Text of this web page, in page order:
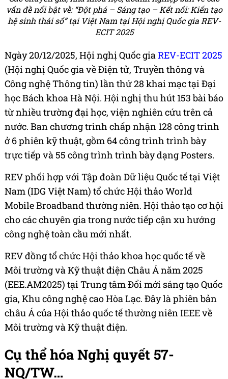
vấn đề nổi bật về: “Đột phá – Sáng tạo – Kết nối: Kiến tạo
hệ sinh thái số” tại Việt Nam tại Hội nghị Quốc gia REV-
ECIT 2025
Ngày 20/12/2025, Hội nghị Quốc giaREV-ECIT 2025
(Hội nghị Quốc gia về Điện tử, Truyền thông và
Công nghệ Thông tin) lần thứ 28 khai mạc tại Đại
học Bách khoa Hà Nội. Hội nghị thu hút 153 bài báo
từ nhiều trường đại học, viện nghiên cứu trên cả
nước. Ban chương trình chấp nhận 128 công trình
ở 6 phiên kỹ thuật, gồm 64 công trình trình bày
trực tiếp và 55 công trình trình bày dạng Posters.
REV phối hợp với Tập đoàn Dữ liệu Quốc tế tại Việt
Nam (IDG Việt Nam) tổ chức Hội thảo World
Mobile Broadband thường niên. Hội thảo tạo cơ hội
cho các chuyên gia trong nước tiếp cận xu hướng
công nghệ toàn cầu mới nhất.
REV đồng tổ chức Hội thảo khoa học quốc tế về
Môi trường và Kỹ thuật điện Châu Á năm 2025
(EEE.AM2025) tại Trung tâm Đổi mới sáng tạo Quốc
gia, Khu công nghệ cao Hòa Lạc. Đây là phiên bản
châu Á của Hội thảo quốc tế thường niên IEEE về
Môi trường và Kỹ thuật điện.
Cụ thể hóa Nghị quyết 57-
NQ/TW…